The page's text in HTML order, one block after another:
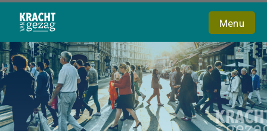
Home
Trajecten
Voorstellen
Menu